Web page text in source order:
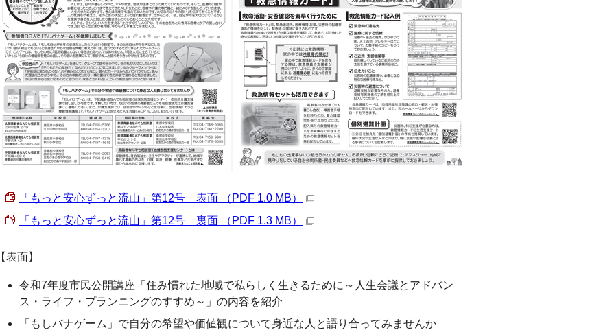
「もっと安心ずっと流山」第12号 表面 （PDF 1.0 MB）
「もっと安心ずっと流山」第12号 裏面 （PDF 1.3 MB）
【表面】
令和7年度市民公開講座「住み慣れた地域で私らしく生きるために～人生会議とアドバン
ス・ライフ・プランニングのすすめ～」の内容を紹介
「もしバナゲーム」で自分の希望や価値観について身近な人と語り合ってみませんか